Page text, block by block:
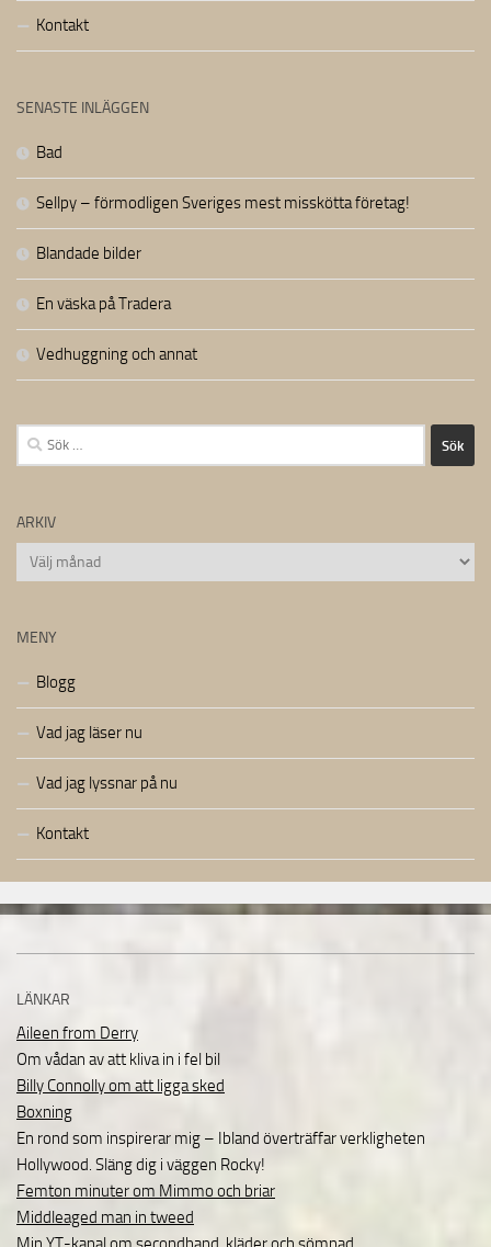
Kontakt
SENASTE INLÄGGEN
Bad
Sellpy – förmodligen Sveriges mest misskötta företag!
Blandade bilder
En väska på Tradera
Vedhuggning och annat
Sök
efter:
ARKIV
Arkiv
MENY
Blogg
Vad jag läser nu
Vad jag lyssnar på nu
Kontakt
LÄNKAR
Aileen from Derry
Om vådan av att kliva in i fel bil
Billy Connolly om att ligga sked
Boxning
En rond som inspirerar mig – Ibland överträffar verkligheten
Hollywood. Släng dig i väggen Rocky!
Femton minuter om Mimmo och briar
Middleaged man in tweed